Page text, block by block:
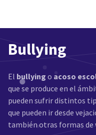
Bullying
El bullying o acoso
que se produce en el
pueden sufrir distintos
que pueden ir desde
también otras formas de